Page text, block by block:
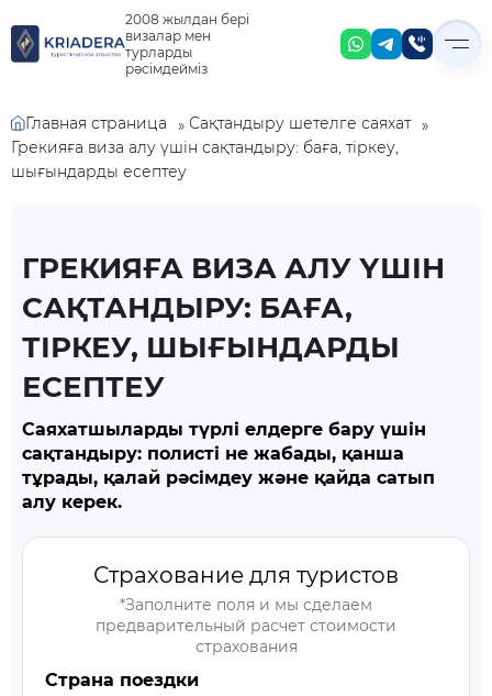
2008 жылдан бері
визалар мен
турларды
рәсімдейміз
Главная страница » Сақтандыру шетелге саяхат »
Грекияға виза алу үшін сақтандыру: баға, тіркеу,
шығындарды есептеу
ГРЕКИЯҒА ВИЗА АЛУ ҮШІН
САҚТАНДЫРУ: БАҒА,
ТІРКЕУ, ШЫҒЫНДАРДЫ
ЕСЕПТЕУ
Саяхатшыларды түрлі елдерге бару үшін
сақтандыру: полисті не жабады, қанша
тұрады, қалай рәсімдеу және қайда сатып
алу керек.
Страхование для туристов
*Заполните поля и мы сделаем
предварительный расчет стоимости
страхования
Страна поездки